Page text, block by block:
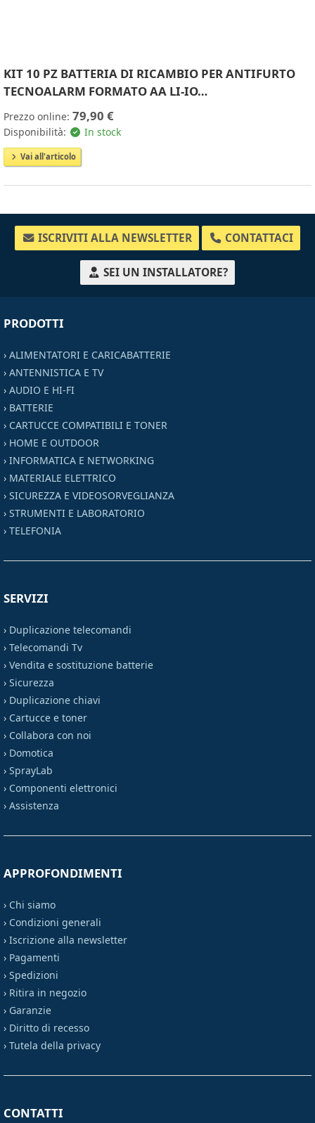
KIT 10 PZ BATTERIA DI RICAMBIO PER ANTIFURTO
TECNOALARM FORMATO AA LI-IO…
Prezzo online: 79,90 €
Disponibilità: In stock
Vai all'articolo
ISCRIVITI ALLA NEWSLETTER CONTATTACI
SEI UN INSTALLATORE?
PRODOTTI
› ALIMENTATORI E CARICABATTERIE
› ANTENNISTICA E TV
› AUDIO E HI-FI
› BATTERIE
› CARTUCCE COMPATIBILI E TONER
› HOME E OUTDOOR
› INFORMATICA E NETWORKING
› MATERIALE ELETTRICO
› SICUREZZA E VIDEOSORVEGLIANZA
› STRUMENTI E LABORATORIO
› TELEFONIA
SERVIZI
› Duplicazione telecomandi
› Telecomandi Tv
› Vendita e sostituzione batterie
› Sicurezza
› Duplicazione chiavi
› Cartucce e toner
› Collabora con noi
› Domotica
› SprayLab
› Componenti elettronici
› Assistenza
APPROFONDIMENTI
› Chi siamo
› Condizioni generali
› Iscrizione alla newsletter
› Pagamenti
› Spedizioni
› Ritira in negozio
› Garanzie
› Diritto di recesso
› Tutela della privacy
CONTATTI